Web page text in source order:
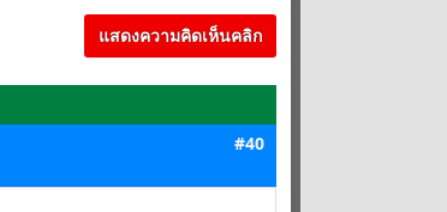
แสดงความคิดเห็นคลิก
#40